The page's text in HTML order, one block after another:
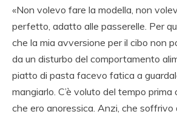
«Non volevo fare la modella, non
perfetto, adatto alle passerelle. Per
che la mia avversione per il cibo non
da un disturbo del comportamento
piatto di pasta facevo fatica a
mangiarlo. C’è voluto del tempo
che ero anoressica. Anzi, che soffrivo